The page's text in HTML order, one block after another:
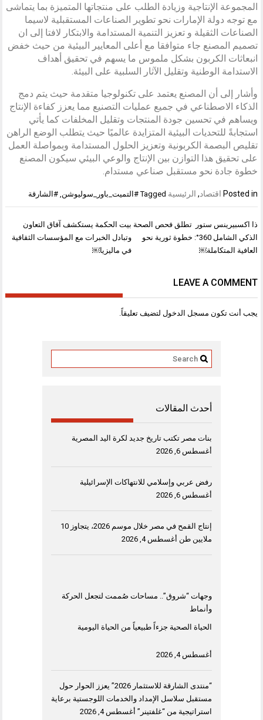
المجموعة الإنتاجية وزيادة الطلب على منتجاتها المتميزة بما يتماشى
مع توجه دولة الإمارات نحو تطوير الصناعات المستقبلية لاسيما
الصناعات الثقيلة و تعزيز التنمية المستدامة والابتكار لافتا إلى ان
تصميم المصنع جاء متوافقا مع أعلى المعايير البيئية من حيث خفض
انبعاثات الكربون بشكل ملموس ما يسهم في تحقيق أهداف
الاستدامة الوطنية وتقليل الآثار السلبية على البيئة.
وأشار إلى أن المصنع يعتمد على تكنولوجيا متقدمة حيث يتم دمج
الذكاء الاصطناعي في جميع عمليات التصنيع مما يعزز كفاءة الإنتاج
ويساهم في تحسين جودة المنتجات وتقليل المخلفات كما يأتي
استجابةً للتحديات البيئية المتزايدة عالميًا حيث يتطلب الوضع الراهن
تقليص البصمة الكربونية وتعزيز الحلول المستدامة وبمواصلة العمل
على تحقيق هذا التوازن بين الإنتاج والوعي البيئي سيكون المصنع
خطوة جادة نحو مستقبل صناعي مستدام.
Posted in اقتصاد, الرئيسية Tagged #التميت_باور_سوليوشن ,#الشارقة
تصفّح
المقالات
بيت الحكمة يستكشف آفاق التعاون
وتبادل الخبرات مع المؤسسات الثقافية
في ماليزيا￼
ذا اكسبيرينس ستور تطلق فحص الصحة
الذكي الشامل 360°: خطوة ثورية نحو
العافية المتكاملة￼
LEAVE A COMMENT
يجب أنت تكون مسجل الدخول لتضيف تعليقاً.
أحدث المقالات
بنات مصر تكتب تاريخ جديد لكرة اليد المصرية
أغسطس 6, 2026
رفض عربي وإسلامي للانتهاكات الإسرائيلية
أغسطس 6, 2026
إنتاج القمح في مصر خلال موسم 2026، يتجاوز 10
ملايين طن أغسطس 4, 2026
وجهات “شروق”.. مساحات صُممت لتجعل الحركة
وأنماط
الحياة الصحية جزءاً طبيعياً من الحياة اليومية
أغسطس 4, 2026
“منتدى الشارقة للاستثمار 2026” يعزز الحوار حول
مستقبل سلاسل الإمداد والخدمات اللوجستية برعاية
استراتيجية من “غلفتينر” أغسطس 4, 2026